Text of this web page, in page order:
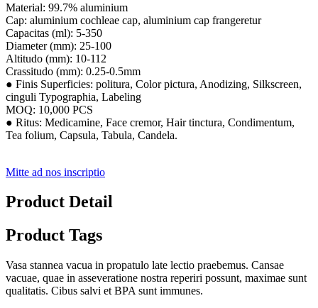
Material: 99.7% aluminium
Cap: aluminium cochleae cap, aluminium cap frangeretur
Capacitas (ml): 5-350
Diameter (mm): 25-100
Altitudo (mm): 10-112
Crassitudo (mm): 0.25-0.5mm
● Finis Superficies: politura, Color pictura, Anodizing, Silkscreen,
cinguli Typographia, Labeling
MOQ: 10,000 PCS
● Ritus: Medicamine, Face cremor, Hair tinctura, Condimentum,
Tea folium, Capsula, Tabula, Candela.
Mitte ad nos inscriptio
Product Detail
Product Tags
Vasa stannea vacua in propatulo late lectio praebemus. Cansae
vacuae, quae in asseveratione nostra reperiri possunt, maximae sunt
qualitatis. Cibus salvi et BPA sunt immunes.